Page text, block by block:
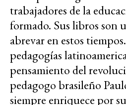
trabajadores de la
formado. Sus libros son
abrevar en estos
pedagogías
pensamiento del
pedagogo brasileño
siempre enriquece por